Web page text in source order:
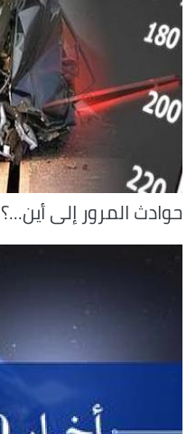
حوادث المرور إلى أين...؟